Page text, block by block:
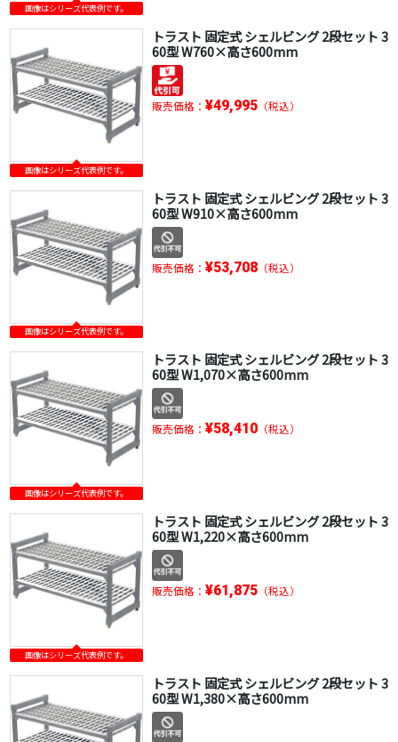
画像はシリーズ代表例です。
画像はシリーズ代表例です。
トラスト 固定式 シェルビング 2段セット 3
60型 W760×高さ600mm
販売価格： ¥49,995（税込）
画像はシリーズ代表例です。
トラスト 固定式 シェルビング 2段セット 3
60型 W910×高さ600mm
販売価格： ¥53,708（税込）
画像はシリーズ代表例です。
トラスト 固定式 シェルビング 2段セット 3
60型 W1,070×高さ600mm
販売価格： ¥58,410（税込）
画像はシリーズ代表例です。
トラスト 固定式 シェルビング 2段セット 3
60型 W1,220×高さ600mm
販売価格： ¥61,875（税込）
トラスト 固定式 シェルビング 2段セット 3
60型 W1,380×高さ600mm